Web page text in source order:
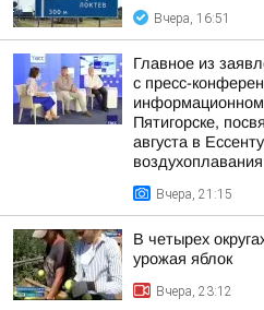
Вчера, 16:51
Главное из
с пресс-
Пятигорске,
августа в
Вчера, 21:15
В четырех
урожая яблок
Вчера, 23:12